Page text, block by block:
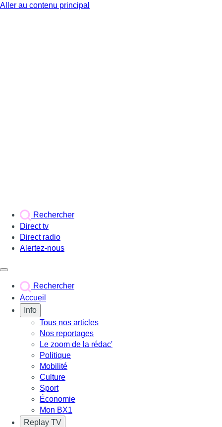
Aller au contenu principal
Rechercher
Direct tv
Direct radio
Alertez-nous
Rechercher
Accueil
Info
Tous nos articles
Nos reportages
Le zoom de la rédac'
Politique
Mobilité
Culture
Sport
Économie
Mon BX1
Replay TV